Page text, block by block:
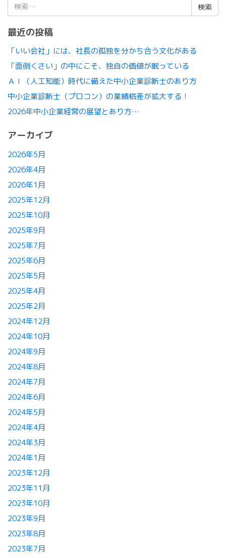
索:
最近の投稿
「いい会社」には、社長の孤独を分かち合う文化がある
「面倒くさい」の中にこそ、独自の価値が眠っている
ＡＩ（人工知能）時代に備えた中小企業診断士のあり方
中小企業診断士（プロコン）の業績格差が拡大する！
2026年中小企業経営の展望とあり方…
アーカイブ
2026年5月
2026年4月
2026年1月
2025年12月
2025年10月
2025年9月
2025年7月
2025年6月
2025年5月
2025年4月
2025年2月
2024年12月
2024年10月
2024年9月
2024年8月
2024年7月
2024年6月
2024年5月
2024年4月
2024年3月
2024年1月
2023年12月
2023年11月
2023年10月
2023年9月
2023年8月
2023年7月